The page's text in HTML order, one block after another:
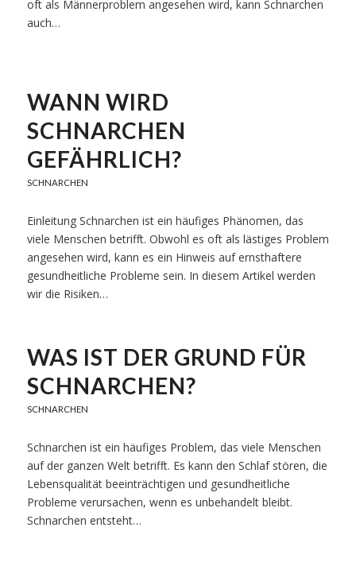
oft als Männerproblem angesehen wird, kann Schnarchen
auch…
WANN WIRD
SCHNARCHEN
GEFÄHRLICH?
SCHNARCHEN
Einleitung Schnarchen ist ein häufiges Phänomen, das
viele Menschen betrifft. Obwohl es oft als lästiges Problem
angesehen wird, kann es ein Hinweis auf ernsthaftere
gesundheitliche Probleme sein. In diesem Artikel werden
wir die Risiken…
WAS IST DER GRUND FÜR
SCHNARCHEN?
SCHNARCHEN
Schnarchen ist ein häufiges Problem, das viele Menschen
auf der ganzen Welt betrifft. Es kann den Schlaf stören, die
Lebensqualität beeinträchtigen und gesundheitliche
Probleme verursachen, wenn es unbehandelt bleibt.
Schnarchen entsteht…